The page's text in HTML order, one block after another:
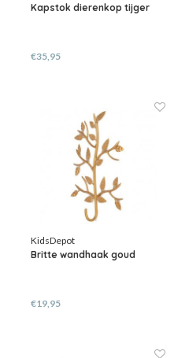
Kapstok dierenkop tijger
€35,95
KidsDepot
Britte wandhaak goud
€19,95